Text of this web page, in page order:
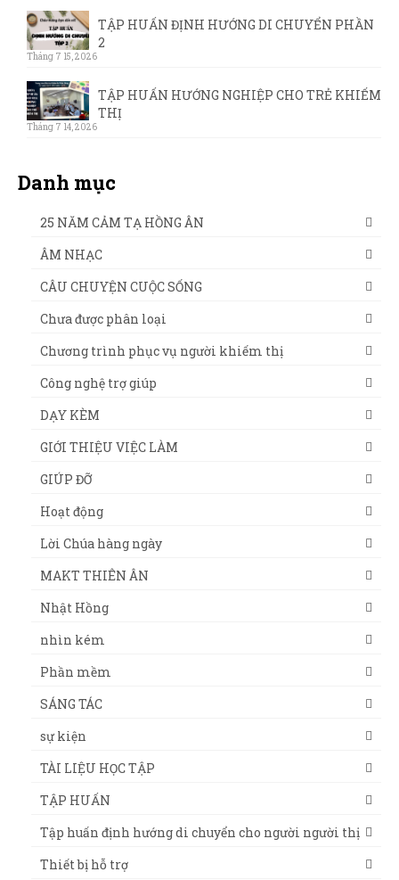
TẬP HUẤN ĐỊNH HƯỚNG DI CHUYỂN PHẦN
2
Tháng 7 15, 2026
TẬP HUẤN HƯỚNG NGHIỆP CHO TRẺ KHIẾM
THỊ
Tháng 7 14, 2026
Danh mục
25 NĂM CẢM TẠ HỒNG ÂN
ÂM NHẠC
CÂU CHUYỆN CUỘC SỐNG
Chưa được phân loại
Chương trình phục vụ người khiếm thị
Công nghệ trợ giúp
DẠY KÈM
GIỚI THIỆU VIỆC LÀM
GIÚP ĐỠ
Hoạt động
Lời Chúa hàng ngày
MAKT THIÊN ÂN
Nhật Hồng
nhìn kém
Phần mềm
SÁNG TÁC
sự kiện
TÀI LIỆU HỌC TẬP
TẬP HUẤN
Tập huấn định hướng di chuyển cho người người thị
Thiết bị hỗ trợ